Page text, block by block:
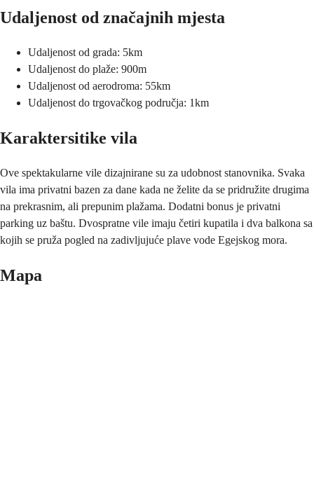
Udaljenost od značajnih mjesta
Udaljenost od grada: 5km
Udaljenost do plaže: 900m
Udaljenost od aerodroma: 55km
Udaljenost do trgovačkog područja: 1km
Karaktersitike vila
Ove spektakularne vile dizajnirane su za udobnost stanovnika. Svaka
vila ima privatni bazen za dane kada ne želite da se pridružite drugima
na prekrasnim, ali prepunim plažama. Dodatni bonus je privatni
parking uz baštu. Dvospratne vile imaju četiri kupatila i dva balkona sa
kojih se pruža pogled na zadivljujuće plave vode Egejskog mora.
Mapa